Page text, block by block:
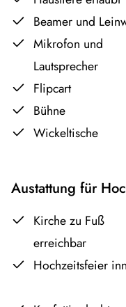
Beamer und
Mikrofon und
Lautsprecher
Flipcart
Bühne
Wickeltische
Austattung für
Kirche zu Fuß
erreichbar
Hochzeitsfeier